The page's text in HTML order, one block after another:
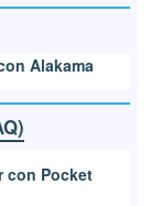
Alakama
con Pocket